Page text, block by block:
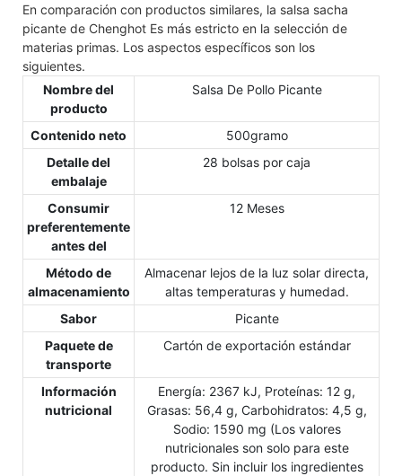
En comparación con productos similares, la salsa sacha
picante de Chenghot Es más estricto en la selección de
materias primas. Los aspectos específicos son los
siguientes.
Nombre del
producto
Salsa De Pollo Picante
Contenido neto
500gramo
Detalle del
embalaje
28 bolsas por caja
Consumir
preferentemente
antes del
12 Meses
Método de
almacenamiento
Almacenar lejos de la luz solar directa,
altas temperaturas y humedad.
Sabor
Picante
Paquete de
transporte
Cartón de exportación estándar
Información
nutricional
Energía: 2367 kJ, Proteínas: 12 g,
Grasas: 56,4 g, Carbohidratos: 4,5 g,
Sodio: 1590 mg (Los valores
nutricionales son solo para este
producto. Sin incluir los ingredientes